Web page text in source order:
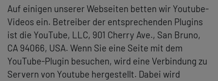
Auf einigen unserer Webseiten betten wir Youtube-
Videos ein. Betreiber der entsprechenden Plugins
ist die YouTube, LLC, 901 Cherry Ave., San Bruno,
CA 94066, USA. Wenn Sie eine Seite mit dem
YouTube-Plugin besuchen, wird eine Verbindung zu
Servern von Youtube hergestellt. Dabei wird